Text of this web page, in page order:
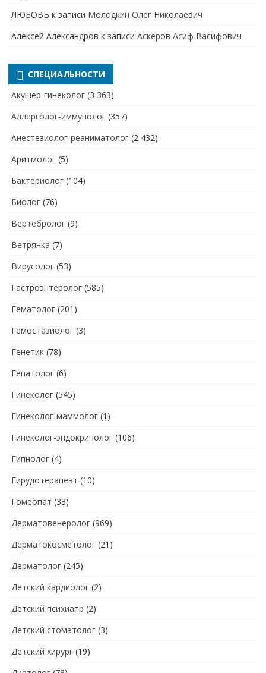
ЛЮБОВЬ к записи Молодкин Олег Николаевич
Алексей Александров к записи Аскеров Асиф Васифович
СПЕЦИАЛЬНОСТИ
Акушер-гинеколог (3 363)
Аллерголог-иммунолог (357)
Анестезиолог-реаниматолог (2 432)
Аритмолог (5)
Бактериолог (104)
Биолог (76)
Вертебролог (9)
Ветрянка (7)
Вирусолог (53)
Гастроэнтеролог (585)
Гематолог (201)
Гемостазиолог (3)
Генетик (78)
Гепатолог (6)
Гинеколог (545)
Гинеколог-маммолог (1)
Гинеколог-эндокринолог (106)
Гипнолог (4)
Гирудотерапевт (10)
Гомеопат (33)
Дерматовенеролог (969)
Дерматокосметолог (21)
Дерматолог (245)
Детский кардиолог (2)
Детский психиатр (2)
Детский стоматолог (3)
Детский хирург (19)